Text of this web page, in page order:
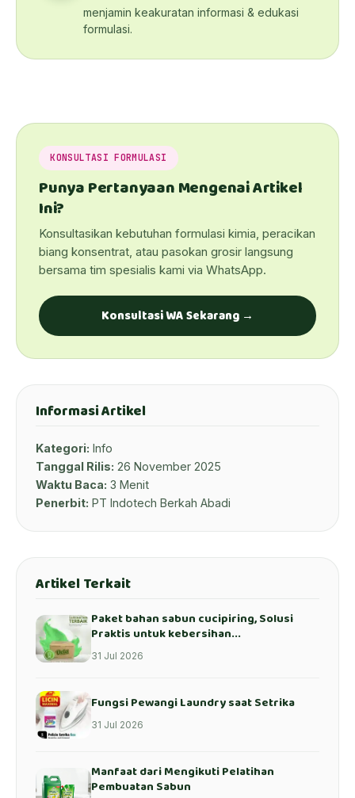
menjamin keakuratan informasi & edukasi
formulasi.
KONSULTASI FORMULASI
Punya Pertanyaan Mengenai Artikel
Ini?
Konsultasikan kebutuhan formulasi kimia, peracikan
biang konsentrat, atau pasokan grosir langsung
bersama tim spesialis kami via WhatsApp.
Konsultasi WA Sekarang →
Informasi Artikel
Kategori: Info
Tanggal Rilis: 26 November 2025
Waktu Baca: 3 Menit
Penerbit: PT Indotech Berkah Abadi
Artikel Terkait
Paket bahan sabun cucipiring, Solusi
Praktis untuk kebersihan...
31 Jul 2026
Fungsi Pewangi Laundry saat Setrika
31 Jul 2026
Manfaat dari Mengikuti Pelatihan
Pembuatan Sabun